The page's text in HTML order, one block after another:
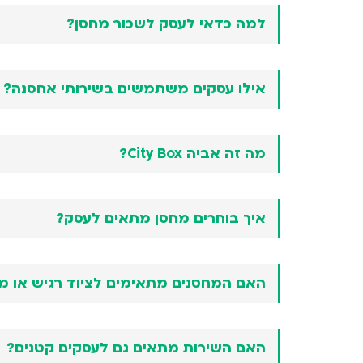
למה כדאי לעסק לשכור מחסן?
אילו עסקים משתמשים בשירותי אחסנה?
מה זה אביה City Box?
איך בוחרים מחסן מתאים לעסק?
האם המחסנים מתאימים לציוד רגיש או
האם השירות מתאים גם לעסקים קטנים?